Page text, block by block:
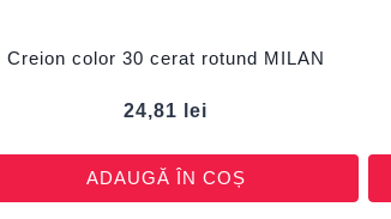
Creion color 30 cerat rotund MILAN
24,81 lei
ADAUGĂ ÎN COȘ